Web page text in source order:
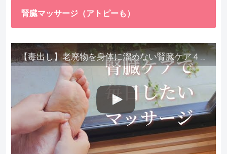
腎臓マッサージ（アトピーも）
【毒出し】老廃物を身体に溜めない腎臓ケア４種をご紹介します。